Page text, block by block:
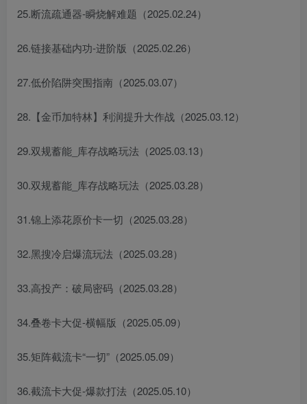
25.断流疏通器-瞬烧解难题（2025.02.24）
26.链接基础内功-进阶版（2025.02.26）
27.低价陷阱突围指南（2025.03.07）
28.【金币加特林】利润提升大作战（2025.03.12）
29.双规蓄能_库存战略玩法（2025.03.13）
30.双规蓄能_库存战略玩法（2025.03.28）
31.锦上添花原价卡一切（2025.03.28）
32.黑搜冷启爆流玩法（2025.03.28）
33.高投产：破局密码（2025.03.28）
34.叠卷卡大促-横幅版（2025.05.09）
35.矩阵截流卡“一切”（2025.05.09）
36.截流卡大促-爆款打法（2025.05.10）